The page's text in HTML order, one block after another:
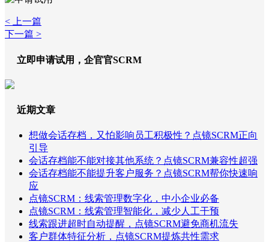
< 上一篇
下一篇 >
立即申请试用，企官官SCRM
近期文章
想做会话存档，又怕影响员工积极性？点镜SCRM正向
引导
会话存档能不能对接其他系统？点镜SCRM兼容性超强
会话存档能不能提升客户服务？点镜SCRM帮你快速响
应
点镜SCRM：线索管理数字化，中小企业必备
点镜SCRM：线索管理智能化，减少人工干预
线索跟进超时自动提醒，点镜SCRM避免商机流失
客户群体特征分析，点镜SCRM提炼共性需求